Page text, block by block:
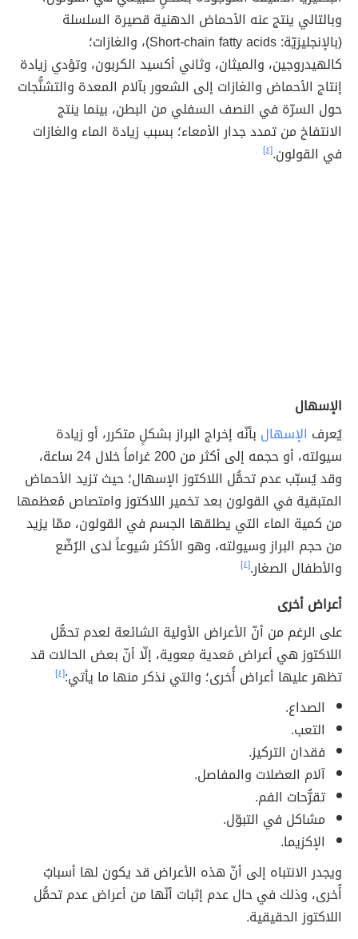
وبالتالي ينتج عنه الأحماض الدهنية قصيرة السلسلة
(بالإنجليزيّة: Short-chain fatty acids)، والغازات؛
كالهيدروجين، والميثان، وثاني أكسيد الكربون، وتؤدي زيادة
إنتاج الأحماض والغازات إلى الشعور بآلام المعدة والتشنُّجات
حول السرّة في النصف السفلي من البطن، بينما ينتج
الانتفاخ من تمدد جدار الأمعاء؛ بسبب زيادة الماء والغازات
في القولون.[٤]
الإسهال
يُعرف الإسهال بأنّه إخراج البراز بشكلٍ متكرر، أو زيادة
سيولته، أو حجمه إلى أكثر من 200 غراماً خلال 24 ساعة،
وقد يُسبّب عدم تحمُّل اللاكتوز الإسهال؛ حيث تزيد الأحماض
المتبقية في القولون بعد تخمير اللاكتوز وامتصاص مُعظمها
من كمية الماء التي يطلقها الجسم في القولون، ممّا يزيد
من حجم البراز وسيولته، وهو الأكثر شيوعاً لدى الرُضّع
والأطفال الصغار.[٤]
أعراض أخرى
على الرغم من أنّ الأعراض الأولية الشائعة لعدم تحمُّل
اللاكتوز هي أعراض مَعدية مِعوية، إلّا أنّ بعض الحالات قد
تظهر عليها أعراض أُخرى؛ والتي نذكر منها ما يأتي:[٤]
الصداع.
التعب.
فقدان التركيز.
آلام العضلات والمفاصل.
تقرُّحات الفم.
مشاكل في التبوّل.
الإكزيما.
ويجدر الانتباه إلى أنّ هذه الأعراض قد يكون لها أسبابٌ
أُخرى، وذلك في حال عدم إثبات أنّها من أعراض عدم تحمُّل
اللاكتوز الحقيقية.